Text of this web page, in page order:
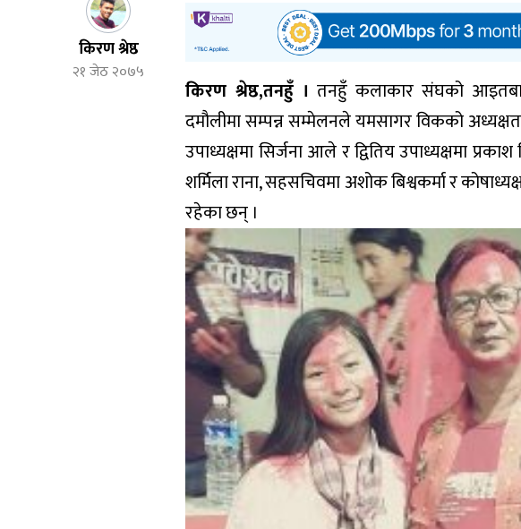
किरण श्रेष्ठ
२१ जेठ २०७५
किरण श्रेष्ठ,तनहुँ । तनहुँ कलाकार संघको
दमौलीमा सम्पन्न सम्मेलनले यमसागर विकको
उपाध्यक्षमा सिर्जना आले र द्वितिय उपाध्यक्षमा
शर्मिला राना, सहसचिवमा अशोक बिश्वकर्मा र
रहेका छन् ।